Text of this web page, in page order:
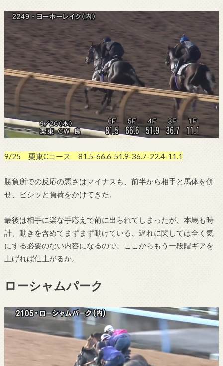
9/25 栗東Cコース 81.5-66.6-51.9-36.7-22.4-11.1
勝負所での反応の悪さはマイナスも、前半から相手と馬体を併
せ、ビシッと負荷をかけてきた。
最後は相手に楽な手応えで前に出られてしまったが、本馬も時
計、動きを含めてまずまず動けている、遅れに関しては全く気
にする必要のない内容になるので、ここからもう一段階ギアを
上げれば仕上がるか。
ローシャムパーク